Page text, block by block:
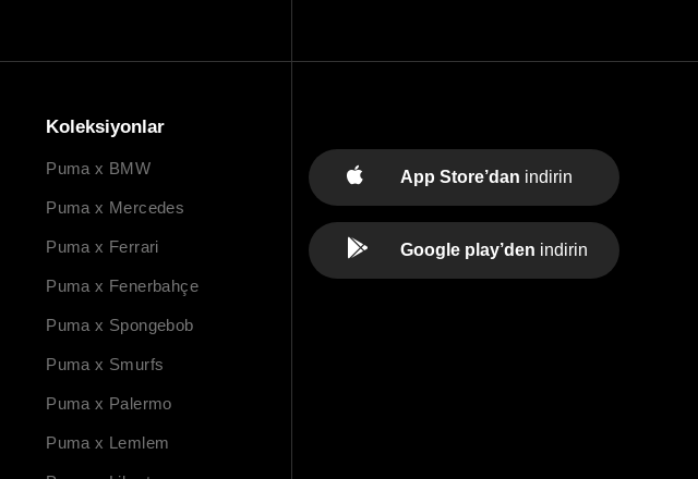
Koleksiyonlar
Puma x BMW
Puma x Mercedes
Puma x Ferrari
Puma x Fenerbahçe
Puma x Spongebob
Puma x Smurfs
Puma x Palermo
Puma x Lemlem
App Store’dan indirin
Google play’den indirin